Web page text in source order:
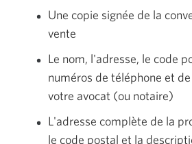
Une copie signée de la
vente
Le nom, l'adresse, le code
numéros de téléphone et
votre avocat (ou notaire)
L'adresse complète de la
le code postal et la